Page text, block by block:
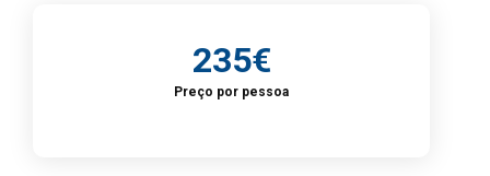
235€
Preço por pessoa